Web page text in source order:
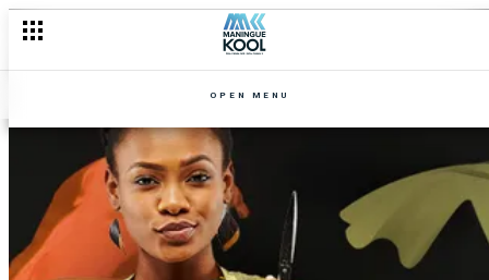
OPEN MENU